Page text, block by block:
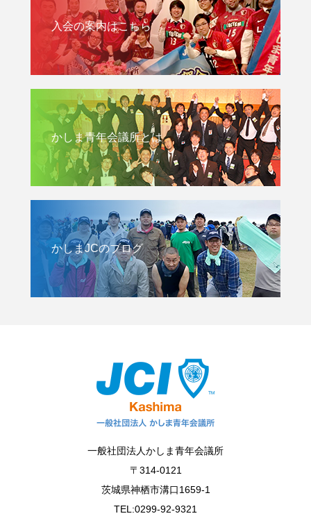
入会の案内はこちら
かしま青年会議所とは
かしまJCのブログ
一般社団法人かしま青年会議所
〒314-0121
茨城県神栖市溝口1659-1
TEL:0299-92-9321